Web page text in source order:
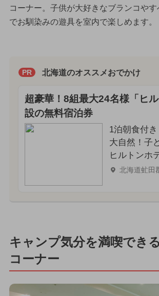
コーナー。子供が大好きなブランコやす
でお馴染みの遊具を室内で楽しめます。
PR 北海道のオススメおでかけ
超豪華！8組最大24名様「ヒ
設の無料宿泊券
1泊朝食付
大自然！子
ヒルトンホ
北海道虻田
キャンプ気分を満喫でき
コーナー